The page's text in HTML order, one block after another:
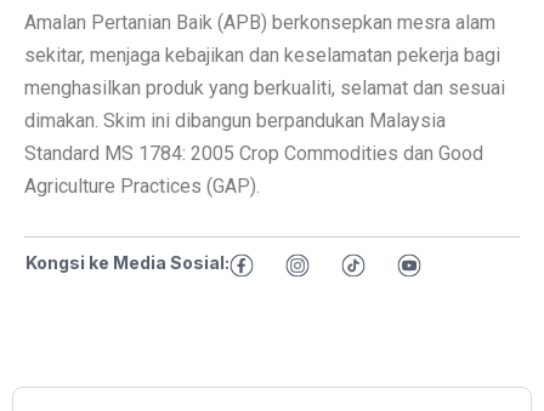
Amalan Pertanian Baik (APB) berkonsepkan mesra alam
sekitar, menjaga kebajikan dan keselamatan pekerja bagi
menghasilkan produk yang berkualiti, selamat dan sesuai
dimakan. Skim ini dibangun berpandukan Malaysia
Standard MS 1784: 2005 Crop Commodities dan Good
Agriculture Practices (GAP).
Kongsi ke Media Sosial: